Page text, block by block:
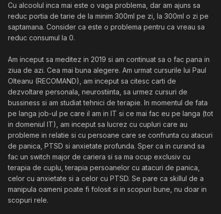
Cu alcoolul inca mai este o vaga problema, dar am ajuns sa
reduc portia de tarie de la minim 300ml pe zi, la 300ml o zi pe
saptamana. Consider ca este o problema pentru ca vreau sa
reduc consumul la 0.
Am inceput sa meditez in 2019 si am continuat sa o fac pana in
ziua de azi. Cea mai buna alegere. Am urmat cursurile lui Paul
Olteanu (RECOMAND), am inceput sa citesc carti de
dezvoltare personala, neurostiinta, sa urmez cursuri de
bussiness si am studiat tehnici de terapie. In momentul de fata
pe langa job-ul pe care il am in IT si ce mai fac eu pe langa (tot
in domeniul IT), am inceput sa lucrez cu cupluri care au
probleme in relatie si cu persoane care se confrunta cu atacuri
de panica, PTSD si anxietate profunda. Sper ca in curand sa
fac un switch major de cariera si sa ma ocup exclusiv cu
terapia de cuplu, terapia persoanelor cu atacuri de panica,
celor cu anxietate si a celor cu PTSD. Se pare ca skillul de a
manipula oameni poate fi folosit si in scopuri bune, nu doar in
scopuri rele.